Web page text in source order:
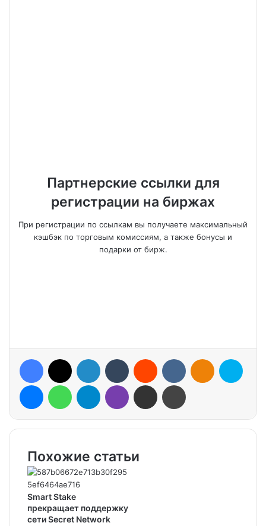
Партнерские ссылки для
регистрации на биржах
При регистрации по ссылкам вы получаете максимальный
кэшбэк по торговым комиссиям, а также бонусы и
подарки от бирж.
Похожие статьи
Smart Stake
прекращает поддержку
сети Secret Network